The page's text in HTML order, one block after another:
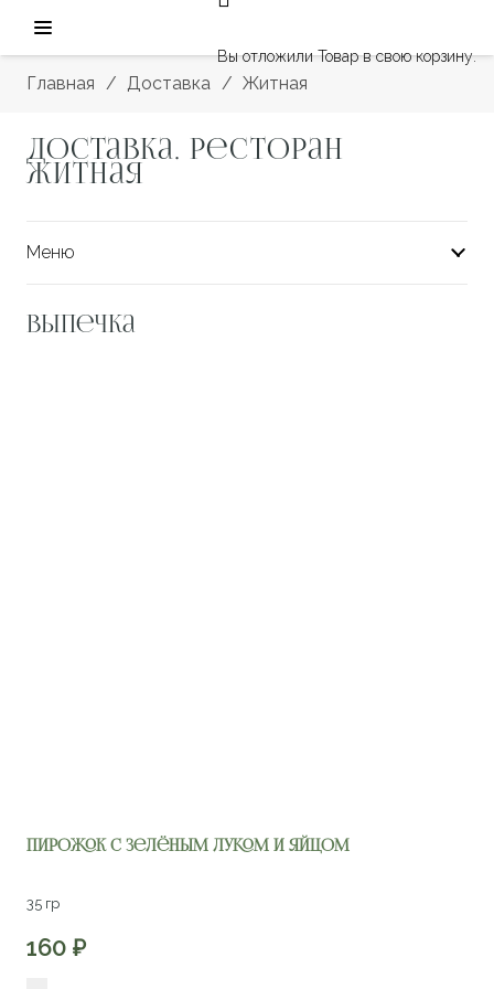
Вы отложилиТоварв свою корзину.
Главная / Доставка / Житная
Доставка. Ресторан
житная
Меню
Выпечка
Пирожок с зелёным луком и яйцом
35 гр
160 ₽